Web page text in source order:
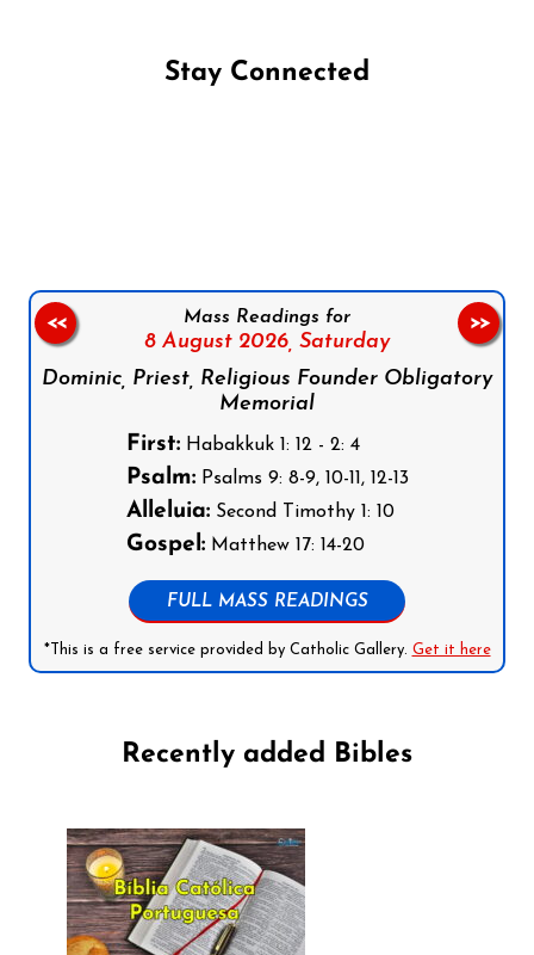
Stay Connected
Mass Readings for
8 August 2026, Saturday
Dominic, Priest, Religious Founder Obligatory
Memorial
First:Habakkuk 1: 12 - 2: 4
Psalm:Psalms 9: 8-9, 10-11, 12-13
Alleluia:Second Timothy 1: 10
Gospel:Matthew 17: 14-20
FULL MASS READINGS
*This is a free service provided by Catholic Gallery. Get it here
<< >>
Recently added Bibles